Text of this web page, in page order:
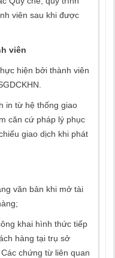
viên sau khi được
viên
hiện bởi thành viên
in từ hệ thống giao
căn cứ pháp lý phục
giao dịch khi phát
văn bản khi mở tài
khai hình thức tiếp
hàng tại trụ sở
chứng từ liên quan